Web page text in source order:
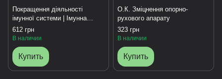
Покращення діяльності
імунної системи | Імунна
формула CHOICE
612 грн
В наличии
Купить
О.К. Зміцнення опорно-
рухового апарату
323 грн
В наличии
Купить